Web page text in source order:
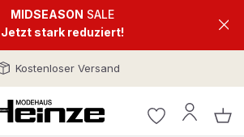
MIDSEASON SALE
Jetzt stark reduziert!
Kostenloser Versand